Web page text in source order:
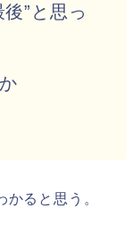
”と思っ
ると思う。